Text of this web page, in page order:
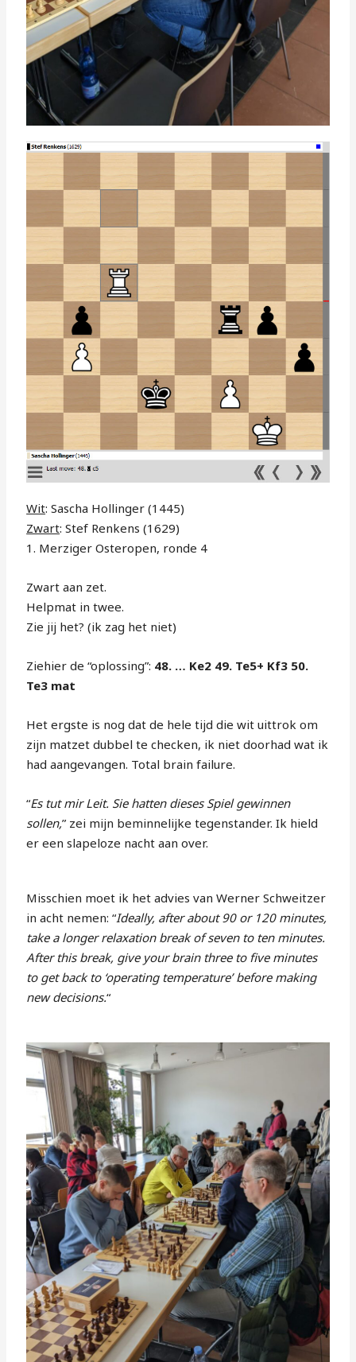
Wit: Sascha Hollinger (1445)
Zwart: Stef Renkens (1629)
1. Merziger Osteropen, ronde 4
Zwart aan zet.
Helpmat in twee.
Zie jij het? (ik zag het niet)
Ziehier de “oplossing”: 48. … Ke2 49. Te5+ Kf3 50.
Te3 mat
Het ergste is nog dat de hele tijd die wit uittrok om
zijn matzet dubbel te checken, ik niet doorhad wat ik
had aangevangen. Total brain failure.
“Es tut mir Leit. Sie hatten dieses Spiel gewinnen
sollen,” zei mijn beminnelijke tegenstander. Ik hield
er een slapeloze nacht aan over.
Misschien moet ik het advies van Werner Schweitzer
in acht nemen: “Ideally, after about 90 or 120 minutes,
take a longer relaxation break of seven to ten minutes.
After this break, give your brain three to five minutes
to get back to ‘operating temperature’ before making
new decisions.“